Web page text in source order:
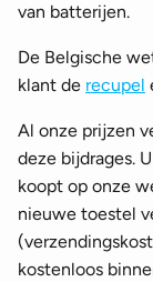
van batterijen.
De Belgische
klant de recupel
Al onze prijzen
deze bijdrages.
koopt op onze
nieuwe toestel
kostenloos